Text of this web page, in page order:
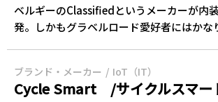
ベルギーのClassifiedというメーカーが内
発。しかもグラベルロード愛好者にはかな
ブランド・メーカー IoT（IT）
Cycle Smart /サイクルスマー